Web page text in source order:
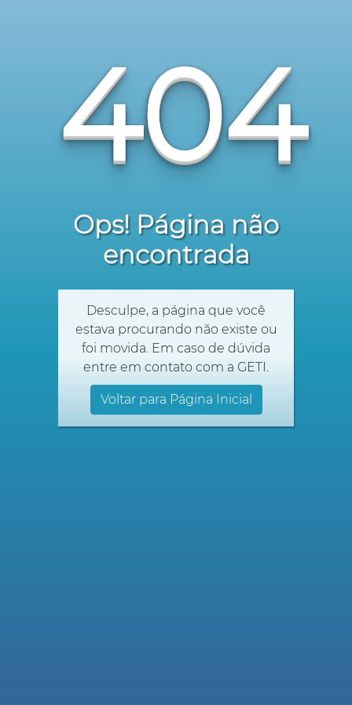
404
Ops! Página não
encontrada
Desculpe, a página que você
estava procurando não existe ou
foi movida. Em caso de dúvida
entre em contato com a GETI.
Voltar para Página Inicial